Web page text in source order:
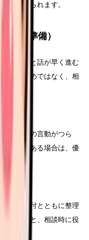
ら始められます。
前の準備）
ておくと話が早く進む
するためではなく、相
。
「上司の言動がつら
。複数ある場合は、優
を、日付とともに整理
ておくと、相談時に役